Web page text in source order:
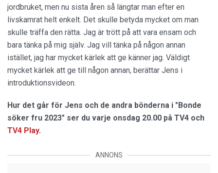
jordbruket, men nu sista åren så längtar man efter en
livskamrat helt enkelt. Det skulle betyda mycket om man
skulle träffa den rätta. Jag är trött på att vara ensam och
bara tänka på mig själv. Jag vill tänka på någon annan
istället, jag har mycket kärlek att ge känner jag. Väldigt
mycket kärlek att ge till någon annan, berättar Jens i
introduktionsvideon.
Hur det går för Jens och de andra bönderna i "Bonde
söker fru 2023" ser du varje onsdag 20.00 på TV4 och
TV4 Play.
ANNONS